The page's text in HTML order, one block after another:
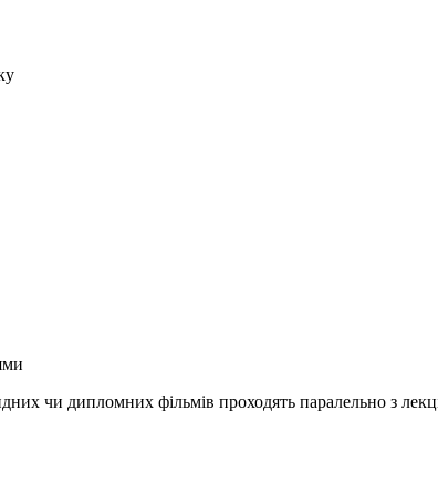
чи дипломних фільмів проходять паралельно з